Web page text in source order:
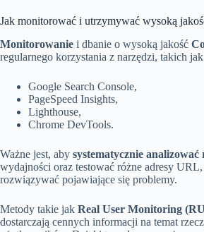
Jak monitorować i utrzymywać wysoką
Monitorowanie i dbanie o wysoką jakość
regularnego korzystania z narzędzi, takich
Google Search Console,
PageSpeed Insights,
Lighthouse,
Chrome DevTools.
Ważne jest, aby systematycznie
wydajności oraz testować różne adresy
rozwiązywać pojawiające się problemy.
Metody takie jak Real User Monitoring
dostarczają cennych informacji na temat